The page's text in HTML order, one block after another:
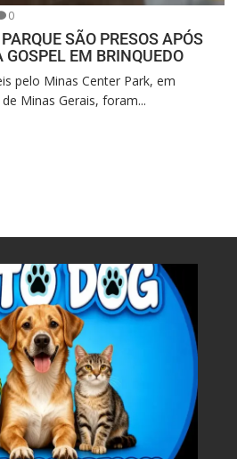
0
SÃO PRESOS APÓS
EM BRINQUEDO
pelo Minas Center Park, em
Minas Gerais, foram...